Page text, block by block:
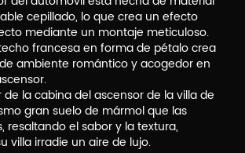
cepillado, lo que crea un efecto
mediante un montaje meticuloso.
francesa en forma de pétalo crea
ambiente romántico y acogedor en
de la cabina del ascensor de la villa de
gran suelo de mármol que las
resaltando el sabor y la textura,
villa irradie un aire de lujo.